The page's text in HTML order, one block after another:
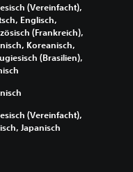
(Vereinfacht),
Englisch,
(Frankreich),
Koreanisch,
(Brasilien),
(Vereinfacht),
Japanisch